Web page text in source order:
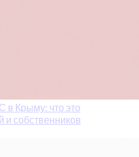
в Крыму: что это
и собственников